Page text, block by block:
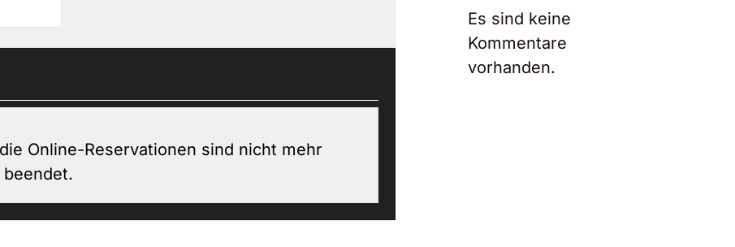
Online-Reservationen sind nicht mehr
Es sind keine
Kommentare
vorhanden.